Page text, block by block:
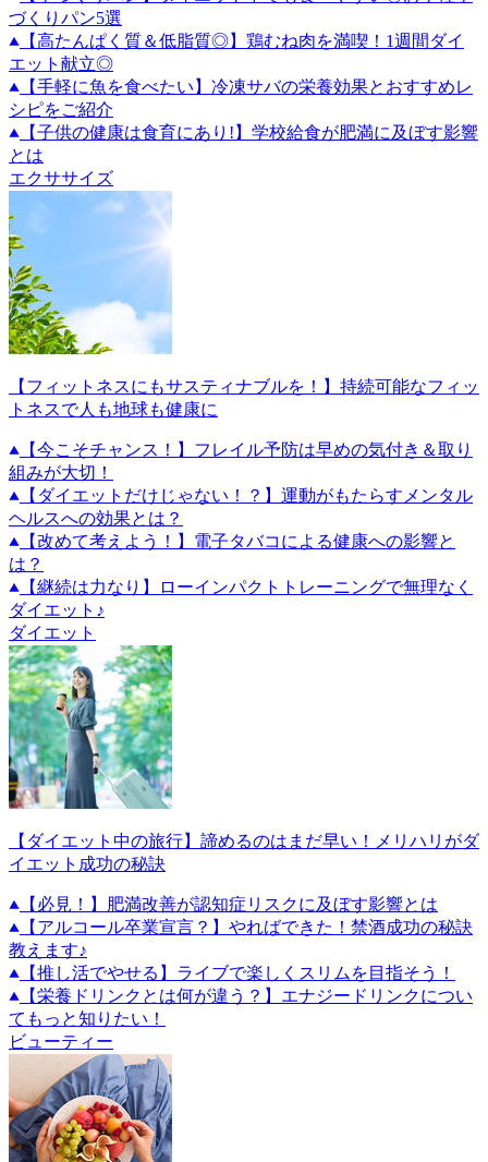
づくりパン5選
【高たんぱく質＆低脂質◎】鶏むね肉を満喫！1週間ダイ
エット献立◎
【手軽に魚を食べたい】冷凍サバの栄養効果とおすすめレ
シピをご紹介
【子供の健康は食育にあり!】学校給食が肥満に及ぼす影響
とは
エクササイズ
【フィットネスにもサスティナブルを！】持続可能なフィッ
トネスで人も地球も健康に
【今こそチャンス！】フレイル予防は早めの気付き＆取り
組みが大切！
【ダイエットだけじゃない！？】運動がもたらすメンタル
ヘルスへの効果とは？
【改めて考えよう！】電子タバコによる健康への影響と
は？
【継続は力なり】ローインパクトトレーニングで無理なく
ダイエット♪
ダイエット
【ダイエット中の旅行】諦めるのはまだ早い！メリハリがダ
イエット成功の秘訣
【必見！】肥満改善が認知症リスクに及ぼす影響とは
【アルコール卒業宣言？】やればできた！禁酒成功の秘訣
教えます♪
【推し活でやせる】ライブで楽しくスリムを目指そう！
【栄養ドリンクとは何が違う？】エナジードリンクについ
てもっと知りたい！
ビューティー